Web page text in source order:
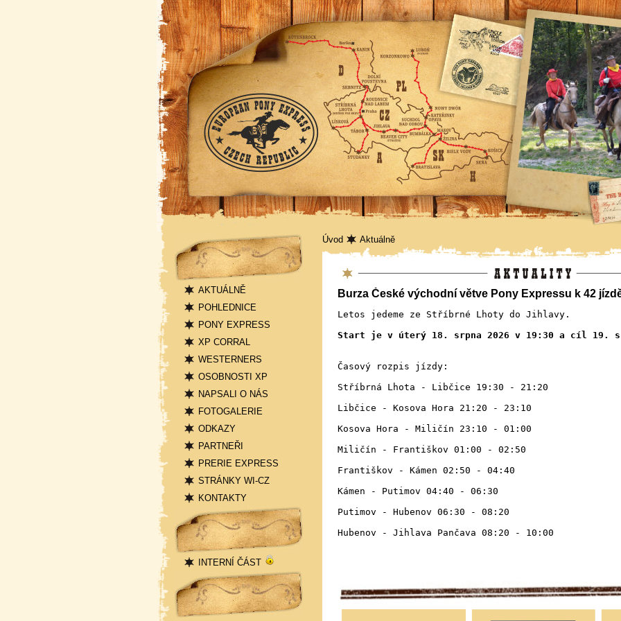
Navigace
AKTUÁLNĚ
POHLEDNICE
PONY EXPRESS
XP CORRAL
WESTERNERS
OSOBNOSTI XP
NAPSALI O NÁS
FOTOGALERIE
ODKAZY
PARTNEŘI
PRERIE EXPRESS
STRÁNKY WI-CZ
KONTAKTY
Přihlášení
INTERNÍ ČÁST
Statistika
Úvod Aktuálně
Aktuality
Burza České východní větve Pony Expressu k 42
Letos jedeme ze Stříbrné Lhoty do Jihlavy.
Start je v úterý 18. srpna 2026 v 19:30 a cíl 19.
Časový rozpis jízdy:
Stříbrná Lhota - Libčice 19:30 - 21:20
Libčice - Kosova Hora 21:20 - 23:10
Kosova Hora - Miličín 23:10 - 01:00
Miličín - Františkov 01:00 - 02:50
Františkov - Kámen 02:50 - 04:40
Kámen - Putimov 04:40 - 06:30
Putimov - Hubenov 06:30 - 08:20
Hubenov - Jihlava Pančava 08:20 - 10:00